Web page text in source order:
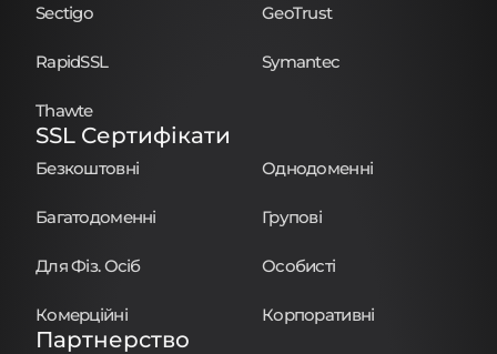
Sectigo GeoTrust
RapidSSL Symantec
Thawte
SSL Сертифікати
Безкоштовні Однодоменні
Багатодоменні Групові
Для Фіз. Осіб Особисті
Комерційні Корпоративні
Партнерство